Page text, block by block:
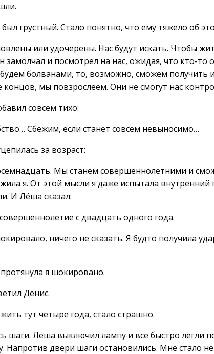
грустный. Стало понятно, что ему тяжело об
или удочерены. Нас будут искать. Чтобы
замолчал и посмотрел на нас, ожидая, что кто-то
болванами, то, возможно, сможем получить
мы повзрослеем. Они не смогут нас
совсем тихо:
Сбежим, если станет совсем невыносимо…
за возраст:
Мы станем совершеннолетними и
я. От этой мысли я даже испытала внутренний
И Лёша сказал:
с двадцать одного года.
ничего не сказать. Я будто получила
я шокировано.
Денис.
тут четыре года, стало страшно.
шаги. Лёша выключил лампу и все быстро легли
Напротив двери шаги остановились. Мне стало